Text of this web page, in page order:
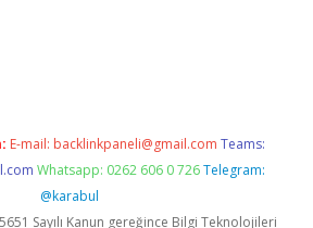
E-mail: backlinkpaneli@gmail.com Teams:
Whatsapp: 0262 606 0 726 Telegram:
@karabul
Sayılı Kanun gereğince Bilgi Teknolojileri